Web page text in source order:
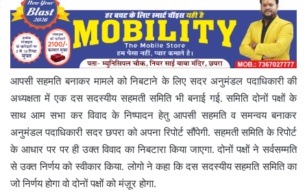
आपसी सहमति बनाकर मामले को निबटाने के लिए सदर अनुमंडल पदाधिकारी की
अध्यक्षता में एक दस सदस्यीय सहमती समिति भी बनाई गई. समिति दोनों पक्षों के
साथ आम सभा कर विवाद के निष्पादन हेतु आपसी सहमति व समन्वय बनाकर
अनुमंडल पदाधिकारी सदर छपरा को अपना रिपोर्ट सौंपेगी. सहमती समिति के रिपोर्ट
के आधार पर पर ही उक्त विवाद का निबटारा किया जाएगा. दोनों पक्षों ने सर्वसम्मति
से उक्त निर्णय को स्वीकार किया. लोगो ने कहा कि दस सदस्यीय सहमति समिति का
जो निर्णय होगा वो दोनों पक्षों को मंज़ूर होगा.